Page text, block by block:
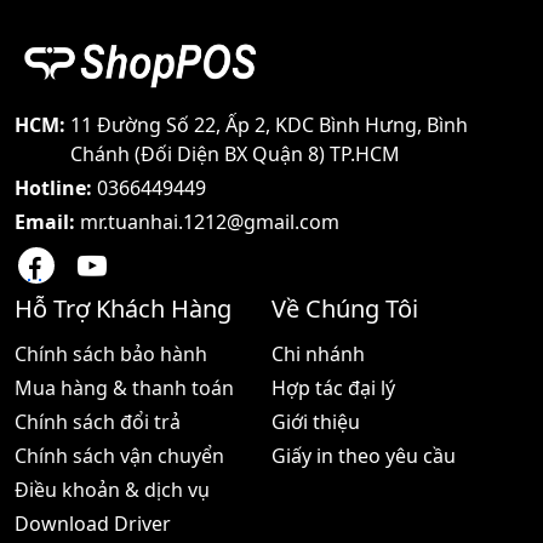
HCM: 11 Đường Số 22, Ấp 2, KDC Bình Hưng, Bình
Chánh (Đối Diện BX Quận 8) TP.HCM
Hotline: 0366449449
Email: mr.tuanhai.1212@gmail.com
Hỗ Trợ Khách Hàng
Chính sách bảo hành
Mua hàng & thanh toán
Chính sách đổi trả
Chính sách vận chuyển
Điều khoản & dịch vụ
Download Driver
Về Chúng Tôi
Chi nhánh
Hợp tác đại lý
Giới thiệu
Giấy in theo yêu cầu